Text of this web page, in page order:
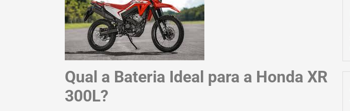
Qual a Bateria Ideal para a Honda XR
300L?